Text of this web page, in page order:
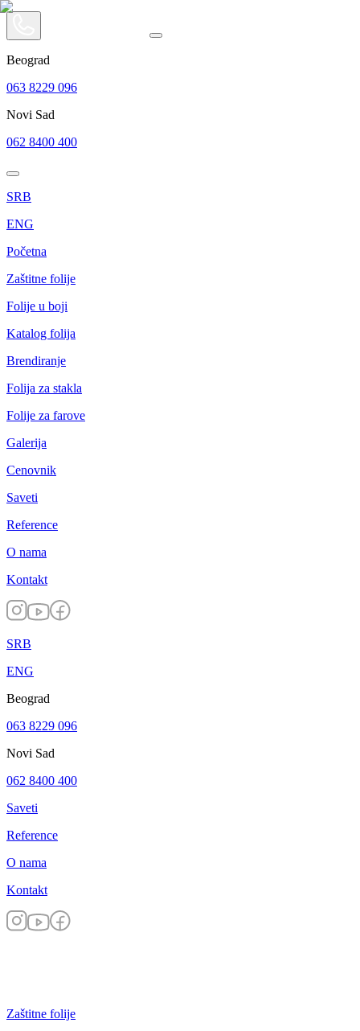
Beograd
063 8229 096
Novi Sad
062 8400 400
SRB
ENG
Početna
Zaštitne folije
Folije u boji
Katalog folija
Brendiranje
Folija za stakla
Folije za farove
Galerija
Cenovnik
Saveti
Reference
O nama
Kontakt
SRB
ENG
Beograd
063 8229 096
Novi Sad
062 8400 400
Saveti
Reference
O nama
Kontakt
Zaštitne folije